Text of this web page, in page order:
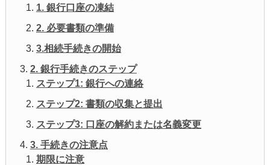
1. 銀行口座の凍結
2. 必要書類の準備
3.相続手続きの開始
2. 銀行手続きのステップ
ステップ1: 銀行への連絡
ステップ2: 書類の収集と提出
ステップ3: 口座の解約または名義変更
3. 手続きの注意点
期限に注意